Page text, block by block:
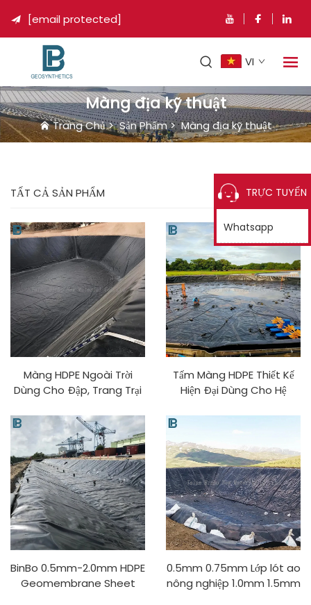
 [email protected]
VI
Màng địa kỹ thuật
Trang Chủ>Sản Phẩm>Màng địa kỹ thuật
TẤT CẢ SẢN PHẨM
Màng HDPE Ngoài Trời
Dùng Cho Đập, Trang Trại
Dày 0.5mm-2mm Chống
Tia UV, Chống Lão Hóa Giá
Nhà Máy Làm Từ PVC/EVA
Tấm Màng HDPE Thiết Kế
Hiện Đại Dùng Cho Hệ
Trại Cá Nuôi Trồng Thuỷ
Liệu Cho Ao Nuôi
BinBo 0.5mm-2.0mm HDPE
Geomembrane Sheet
0.5mm 0.75mm Lớp lót ao
nông nghiệp 1.0mm 1.5mm
TRỰC TUYẾN
Whatsapp